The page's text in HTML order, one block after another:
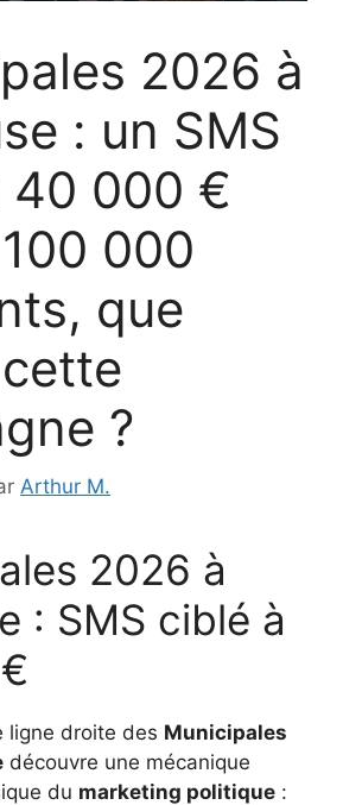
2026 à
: un SMS
40 000 €
000
que
?
Arthur M.
2026 à
: SMS ciblé à
ligne droite des Municipales
découvre une mécanique
du marketing politique :